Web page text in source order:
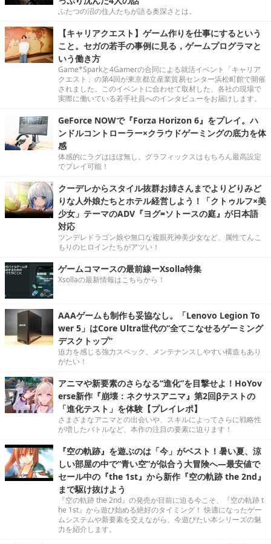
ふたつの沼の住人たちが語る奥深さとは。
【キャリアクエスト】ゲーム作りを仕事にするという
こと。セガの若手の事例に見る，ゲームプログラマと
いう働き方
Game*Sparkと4Gamerの合同による就活イベント「キャリア
クエスト」の第4回が東京都立産業貿易センター浜松町館で開催
されました。このイベントに合わせて取材した、各社の現場で
実際に働いている若手社員へのインタビューをお届けします。
GeForce NOWで『Forza Horizon 6』をプレイ。ハ
ンドルコントローラー×クラウドゲーミングの底力を体
感
体感的にラグはほぼ無し。グラフィックスはもちろん最高設定
でプレイ可能！
クーデレからスタイル抜群お姉さんまでよりどりみど
りな人外娘たちとホテル経営しよう！「クトゥルフ×美
少女」テーマのADV『ヨグ=ソトースの庭』が日本語
対応
ツンデレドラゴン娘や無口な複眼死神美少女など、属性てんこ
もりのヒロインたちがアツい！
ゲームコマースの最前線ーXsolla特集
Xsollaの最新情報はこちらから！
AAAゲームも制作も妥協なし。「Lenovo Legion To
wer 5」はCore Ultra世代の“全てこなせるゲーミング
デスクトップ”
迫力を感じる強力スペック。メンテナンスしやすい構造もあり
がたい！
アニマや新要素のさらなる“進化”を目撃せよ！HoYov
erse新作『崩壊：ネクサスアニマ』第2回βテストの
「進化テスト」を体験【プレイレポ】
さまざまなアニマとの出会いや、スキルによってさらに戦略性
が増したバトルなど、本作の注目の要素に迫ります！
『空の軌跡』を遊ぶのは「今」がベスト！暑い夏、涼
しい部屋の中で“青い空”が似合う大冒険へ―最安値で
セール中の『the 1st』から新作『空の軌跡 the 2nd』
まで駆け抜けよう
『空の軌跡 the 2nd』の発売が目前に迫る今こそ、『空の軌跡 t
he 1st』から遊び始める絶好のタイミング！ 快適になったゲー
ムシステムや新要素を交えながら、今遊びたい本シリーズの魅
力を紹介します。